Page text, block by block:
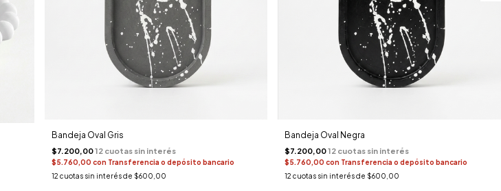
Bandeja Oval Gris
$7.200,00
$5.760,00 con Transferencia o depósito bancario
12 cuotas sin interés de $600,00
Bandeja Oval Negra
$7.200,00
$5.760,00con Transferencia o depósito bancario
12 cuotas sin interés de $600,00